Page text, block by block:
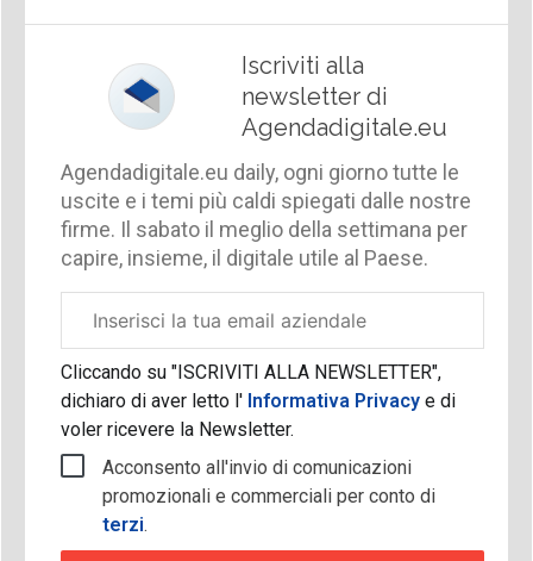
Iscriviti alla
newsletter di
Agendadigitale.eu
Agendadigitale.eu daily, ogni giorno tutte le
uscite e i temi più caldi spiegati dalle nostre
firme. Il sabato il meglio della settimana per
capire, insieme, il digitale utile al Paese.
aziendale
Cliccando su "ISCRIVITI ALLA NEWSLETTER",
dichiaro di aver letto l'Informativa Privacy e di
voler ricevere la Newsletter.
Acconsento all'invio di comunicazioni
promozionali e commerciali per conto di
terzi.